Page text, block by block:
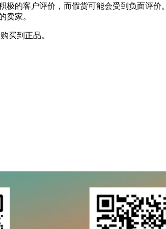
的客户评价，而假货可能会受到负面评价。
卖家。
买到正品。